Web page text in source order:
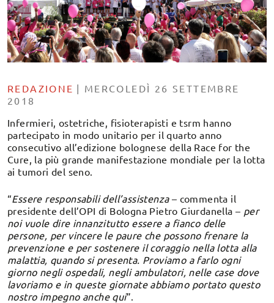
REDAZIONE | MERCOLEDÌ 26 SETTEMBRE
2018
Infermieri, ostetriche, fisioterapisti e tsrm hanno
partecipato in modo unitario per il quarto anno
consecutivo all’edizione bolognese della Race for the
Cure, la più grande manifestazione mondiale per la lotta
ai tumori del seno.
“Essere responsabili dell’assistenza– commenta il
presidente dell’OPI di Bologna Pietro Giurdanella – per
noi vuole dire innanzitutto essere a fianco delle
persone, per vincere le paure che possono frenare la
prevenzione e per sostenere il coraggio nella lotta alla
malattia, quando si presenta. Proviamo a farlo ogni
giorno negli ospedali, negli ambulatori, nelle case dove
lavoriamo e in queste giornate abbiamo portato questo
nostro impegno anche qui”.